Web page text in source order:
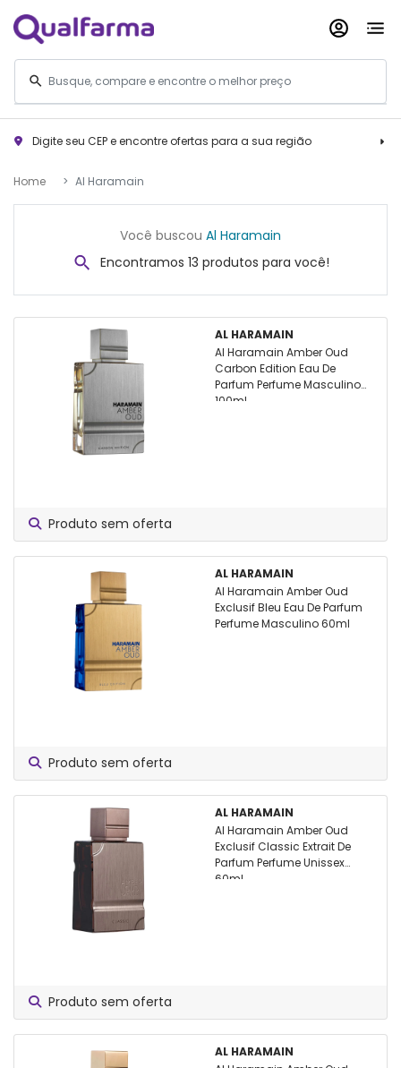
Digite seu CEP e encontre ofertas para a sua região
Home Al Haramain
Você buscou Al Haramain
Encontramos 13 produtos para você!
AL HARAMAIN
Al Haramain Amber Oud
Carbon Edition Eau De
Parfum Perfume Masculino
100ml
Produto sem oferta
AL HARAMAIN
Al Haramain Amber Oud
Exclusif Bleu Eau De Parfum
Perfume Masculino 60ml
Produto sem oferta
AL HARAMAIN
Al Haramain Amber Oud
Exclusif Classic Extrait De
Parfum Perfume Unissex
60ml
Produto sem oferta
AL HARAMAIN